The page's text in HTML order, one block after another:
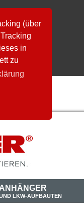
(über
in
zu
ANHÄNGER
LKW-AUFBAUTEN